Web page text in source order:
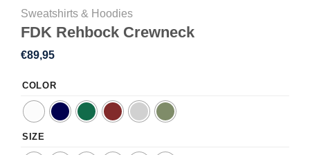
Sweatshirts & Hoodies
FDK Rehbock Crewneck
€89,95
COLOR
SIZE